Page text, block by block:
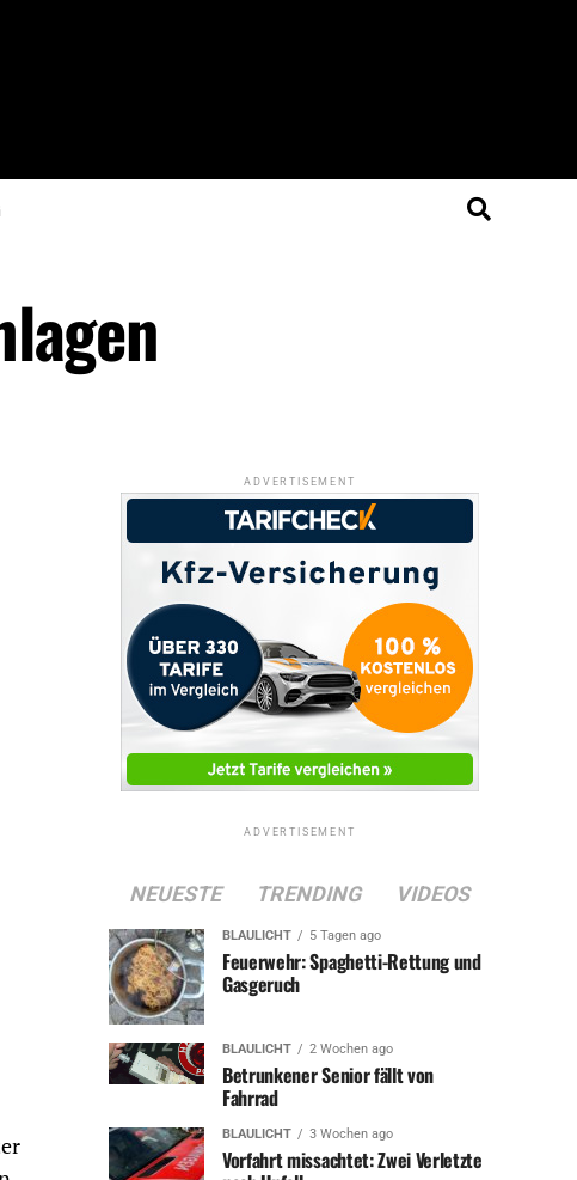
ADVERTISEMENT
ADVERTISEMENT
NEUESTE TRENDING VIDEOS
BLAULICHT 5 Tagen ago
Feuerwehr: Spaghetti-Rettung und
Gasgeruch
BLAULICHT 2 Wochen ago
Betrunkener Senior fällt von
Fahrrad
BLAULICHT 3 Wochen ago
Vorfahrt missachtet: Zwei Verletzte